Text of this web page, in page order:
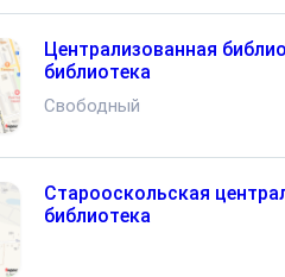
Централизованная
библиотека
Свободный
Старооскольская
библиотека